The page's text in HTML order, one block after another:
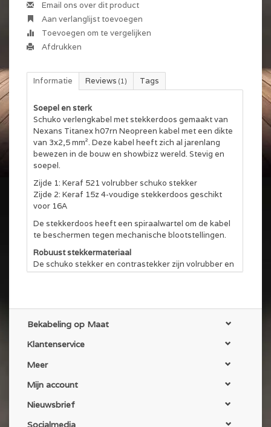
Email ons over dit product
Aan verlanglijst toevoegen
Toevoegen om te vergelijken
Afdrukken
Informatie Reviews (1) Tags
Soepel en sterk
Schuko verlengkabel met stekkerdoos gemaakt van
Nexans Titanex h07rn Neopreen kabel met een dikte
van 3x2,5 mm². Deze kabel heeft zich al jarenlang
bewezen in de bouw en showbizz wereld. Stevig en
soepel.
Zijde 1: Keraf 521 volrubber schuko stekker
Zijde 2: Keraf 15z 4-voudige stekkerdoos geschikt
voor 16A
De stekkerdoos heeft een spiraalwartel om de kabel
te beschermen tegen mechanische blootstellingen.
Robuust stekkermateriaal
De schuko stekker en contrastekker zijn volrubber en
van het merk Keraf. Deze stekkers zijn voorzien van
tegen regen en andere invloeden van buitenaf.
De Keraf stekkers kunnen ook met gekleurde kop, of
volledig in kleur worden geleverd. Neem hiervoor even
contact met ons op.
Krimpkous en kabelbinder
Elke kabels is voorzien van een transparante
krimpkous aan de uiteinden en waar mogelijk een
klittenband kabelbinder (tot 20m)
NEN 3140 gekeurd
Bekabeling op Maat
Klantenservice
Meer
Mijn account
Nieuwsbrief
Socialmedia